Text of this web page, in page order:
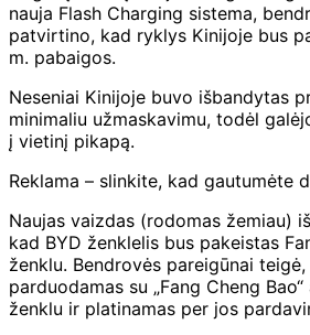
nauja Flash Charging sistema,
patvirtino, kad ryklys Kinijoje bus
m. pabaigos.
Neseniai Kinijoje buvo išbandytas
minimaliu užmaskavimu, todėl
į vietinį pikapą.
Reklama – slinkite, kad gautumėte
Naujas vaizdas (rodomas žemiau) iš
kad BYD ženklelis bus pakeistas
ženklu. Bendrovės pareigūnai
parduodamas su „Fang Cheng
ženklu ir platinamas per jos